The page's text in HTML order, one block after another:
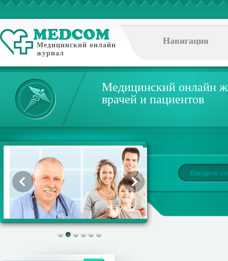
Медицинский онлайн
журнал
Навигация
Медицинский онлайн
врачей и пациентов